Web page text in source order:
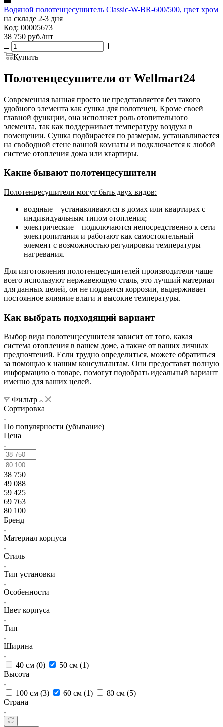
Водяной полотенцесушитель Classic-W-BR-600/500, цвет хром
на складе 2-3 дня
Код: 00005673
38 750 руб./шт
Купить
Полотенцесушители от Wellmart24
Современная ванная просто не представляется без такого
удобного элемента как сушка для полотенец. Кроме своей
главной функции, она исполняет роль отопительного
элемента, так как поддерживает температуру воздуха в
помещении. Сушка подбирается по размерам, устанавливается
на свободной стене ванной комнаты и подключается к любой
системе отопления дома или квартиры.
Какие бывают полотенцесушители
Полотенцесушители могут быть двух видов:
водяные – устанавливаются в домах или квартирах с
индивидуальным типом отопления;
электрические – подключаются непосредственно к сети
электропитания и работают как самостоятельный
элемент с возможностью регулировки температуры
нагревания.
Для изготовления полотенцесушителей производители чаще
всего используют нержавеющую сталь, это лучший материал
для данных целей, он не поддается коррозии, выдерживает
постоянное влияние влаги и высокие температуры.
Как выбрать подходящий вариант
Выбор вида полотенцесушителя зависит от того, какая
система отопления в вашем доме, а также от ваших личных
предпочтений. Если трудно определиться, можете обратиться
за помощью к нашим консультантам. Они предоставят полную
информацию о товаре, помогут подобрать идеальный вариант
именно для ваших целей.
Фильтр
Сортировка
По популярности (убывание)
Цена
38 750
49 088
59 425
69 763
80 100
Бренд
Материал корпуса
Стиль
Тип установки
Особенности
Цвет корпуса
Тип
Ширина
40 см (0) 50 см (1)
Высота
100 см (3) 60 см (1) 80 см (5)
Страна